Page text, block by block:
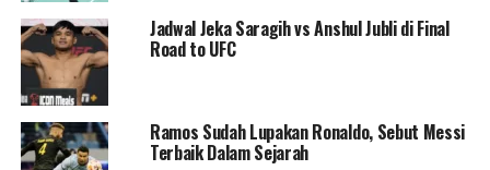
Jadwal Jeka Saragih vs Anshul Jubli di Final
Road to UFC
Ramos Sudah Lupakan Ronaldo, Sebut Messi
Terbaik Dalam Sejarah